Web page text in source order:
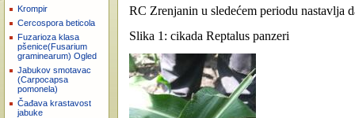
Krompir
Cercospora beticola
Fuzarioza klasa
pšenice(Fusarium
graminearum) Ogled
Jabukov smotavac
(Carpocapsa
pomonela)
Čađava krastavost
jabuke
RC Zrenjanin u sledećem periodu nastavlja
Slika 1: cikada Reptalus panzeri